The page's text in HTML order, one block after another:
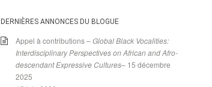
DERNIÈRES ANNONCES DU BLOGUE
Appel à contributions –Global Black Vocalities:
Interdisciplinary Perspectives on African and Afro-
descendant Expressive Cultures– 15 décembre
2025